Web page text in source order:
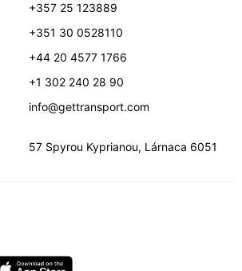
+357 25 123889
+351 30 0528110
+44 20 4577 1766
+1 302 240 28 90
info@gettransport.com
57 Spyrou Kyprianou, Lárnaca 6051